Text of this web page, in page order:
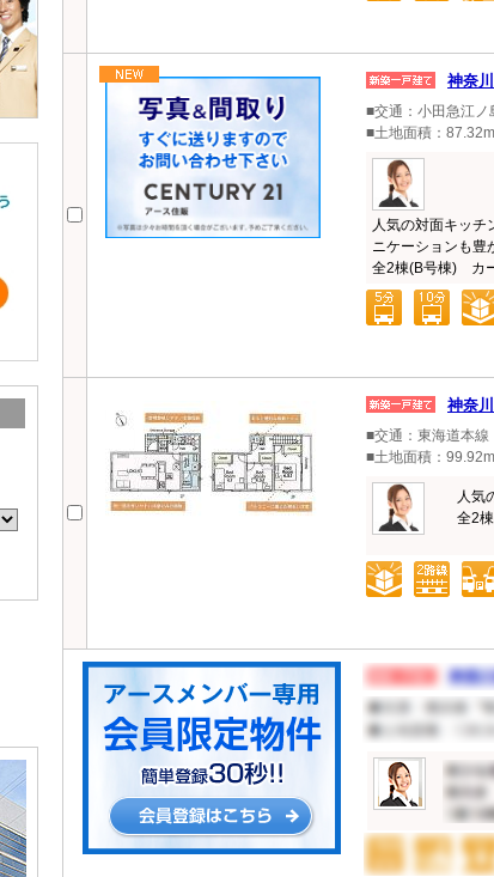
神奈
■交通：小田急江
■土地面積：
人気の対面キッチ
ニケーションも豊
全2棟(B号棟) カ
神奈
■交通：東海道本
■土地面積：
人気
全2